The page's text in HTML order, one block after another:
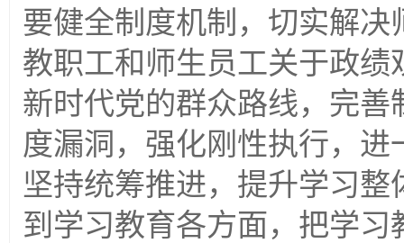
要健全制度机制，切实解
教职工和师生员工关于政
新时代党的群众路线，完
度漏洞，强化刚性执行，
坚持统筹推进，提升学习
到学习教育各方面，把学